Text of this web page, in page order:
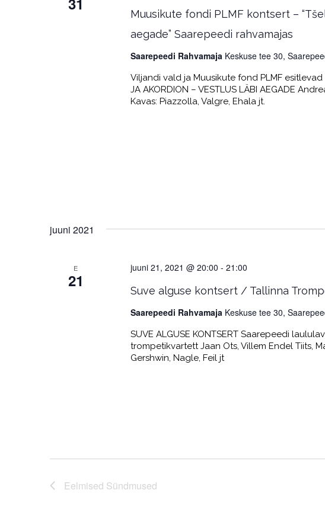
Muusikute fondi PLMF kontsert –
aegade” Saarepeedi rahvamajas
Saarepeedi Rahvamaja Keskuse tee 30,
Viljandi vald ja Muusikute fond PLMF esitlevad
JA AKORDION – VESTLUS LÄBI AEGADE
Kavas: Piazzolla, Valgre, Ehala jt.
juuni 2021
E
21
Suve alguse kontsert / Tallinna
juuni 21, 2021 @ 20:00 - 21:00
Saarepeedi Rahvamaja Keskuse tee 30,
SUVE ALGUSE KONTSERT Saarepeedi
trompetikvartett Jaan Ots, Villem Endel Tiits,
Gershwin, Nagle, Feil jt
Eelmised Sündmused